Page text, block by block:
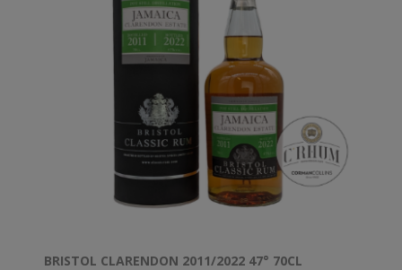
BRISTOL CLARENDON 2011/2022 47° 70CL